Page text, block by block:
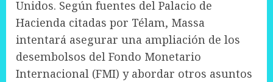
Unidos. Según fuentes del Palacio de
Hacienda citadas por Télam, Massa
intentará asegurar una ampliación de los
desembolsos del Fondo Monetario
Internacional (FMI) y abordar otros asuntos